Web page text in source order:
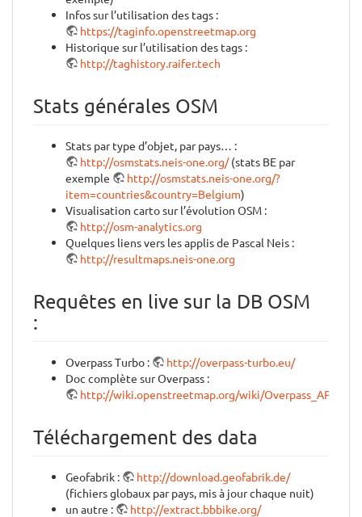
Infos sur l’utilisation des tags :
https://taginfo.openstreetmap.org
Historique sur l’utilisation des tags :
http://taghistory.raifer.tech
Stats générales OSM
Stats par type d’objet, par pays… :
http://osmstats.neis-one.org/(stats BE par
exemple
http://osmstats.neis-one.org/?
item=countries&country=Belgium)
Visualisation carto sur l’évolution OSM :
http://osm-analytics.org
Quelques liens vers les applis de Pascal Neis :
http://resultmaps.neis-one.org
Requêtes en live sur la DB OSM
:
Overpass Turbo :
http://overpass-turbo.eu/
Doc complète sur Overpass :
http://wiki.openstreetmap.org/wiki/Overpass_API/
Téléchargement des data
Geofabrik :
http://download.geofabrik.de/
(fichiers globaux par pays, mis à jour chaque nuit)
un autre :
http://extract.bbbike.org/